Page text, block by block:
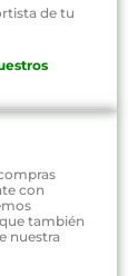
de tu
con
también
nuestra